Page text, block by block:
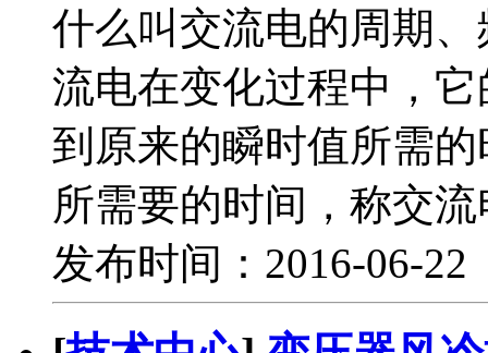
什么叫交流电的周期
流电在变化过程中，
到原来的瞬时值所需
所需要的时间，称交
发布时间：2016-06-